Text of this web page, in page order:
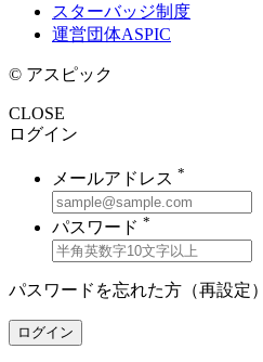
スターバッジ制度
運営団体ASPIC
© アスピック
CLOSE
ログイン
メールアドレス *
パスワード *
パスワードを忘れた方（再設定
ログイン